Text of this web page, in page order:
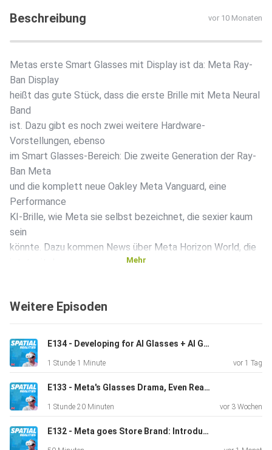
Beschreibung vor 10 Monaten
Metas erste Smart Glasses mit Display ist da: Meta Ray-
Ban Display
heißt das gute Stück, dass die erste Brille mit Meta Neural
Band
ist. Dazu gibt es noch zwei weitere Hardware-
Vorstellungen, ebenso
im Smart Glasses-Bereich: Die zweite Generation der Ray-
Ban Meta
und die komplett neue Oakley Meta Vanguard, eine
Performance
KI-Brille, wie Meta sie selbst bezeichnet, die sexier kaum
sein
könnte. Dazu kommen News über Meta Horizon World, die
4-fach schnelleres Lader ermöglichen soll und bis zu 100
einer Welt erlaubt. Hyperscape Capture erlaubt jetzt das
Scannen
der eigenen Umgebungen, die Dank Gaussschem Splatting
noch viel
besser aussehen. Wir freuen uns auf Demeos Dungeons &
Game Battlemarks. Und auf 3D-Filme, die hoffentlich so
gut aussehen
Mehr
Weitere Episoden
E134 - Developing for AI Glasses + AI Glasses News with Christoph Spinger from Telekom MMS
1 Stunde 1 Minute vor 1 Tag
E133 - Meta's Glasses Drama, Even Realities Hits Unicorn Status & UBTECH's Creepy Companion
1 Stunde 20 Minuten vor 3 Wochen
E132 - Meta goes Store Brand: Introducing Meta Glasses